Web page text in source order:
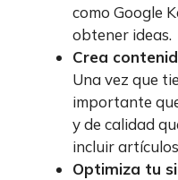
como Google
obtener ideas.
Crea
Una vez que
importante
y de calidad
incluir
Optimiza tu